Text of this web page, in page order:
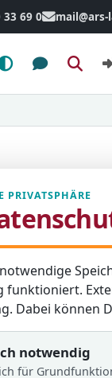
33 69 0
PRIVATSPHÄRE
funktioniert.
Dabei können
notwendig
für